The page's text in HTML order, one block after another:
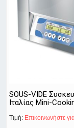
SOUS-VIDE
Ιταλίας Mini-
Τιμή: Eπικοινωνήστε